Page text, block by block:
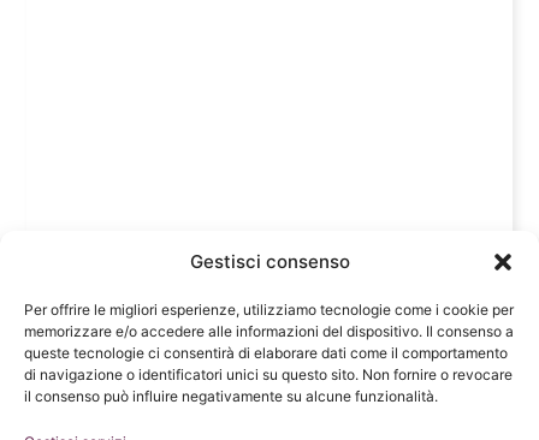
Gestisci consenso
Per offrire le migliori esperienze, utilizziamo tecnologie come i cookie per
memorizzare e/o accedere alle informazioni del dispositivo. Il consenso a
queste tecnologie ci consentirà di elaborare dati come il comportamento
di navigazione o identificatori unici su questo sito. Non fornire o revocare
il consenso può influire negativamente su alcune funzionalità.